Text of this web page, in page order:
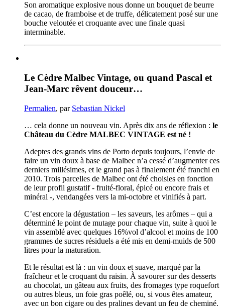
Son aromatique explosive nous donne un bouquet de beurre
de cacao, de framboise et de truffe, délicatement posé sur une
bouche veloutée et croquante avec une finale quasi
interminable.
Le Cèdre Malbec Vintage, ou quand Pascal et
Jean-Marc rêvent douceur…
Permalien, par Sebastian Nickel
… cela donne un nouveau vin. Après dix ans de réflexion : le
Château du Cèdre MALBEC VINTAGE est né !
Adeptes des grands vins de Porto depuis toujours, l’envie de
faire un vin doux à base de Malbec n’a cessé d’augmenter ces
derniers millésimes, et le grand pas à finalement été franchi en
2010. Trois parcelles de Malbec ont été choisies en fonction
de leur profil gustatif - fruité-floral, épicé ou encore frais et
minéral -, vendangées vers la mi-octobre et vinifiés à part.
C’est encore la dégustation – les saveurs, les arômes – qui a
déterminé le point de mutage pour chaque vin, suite à quoi le
vin assemblé avec quelques 16%vol d’alcool et moins de 100
grammes de sucres résiduels a été mis en demi-muids de 500
litres pour la maturation.
Et le résultat est là : un vin doux et suave, marqué par la
fraîcheur et le croquant du raisin. À savourer sur des desserts
au chocolat, un gâteau aux fruits, des fromages type roquefort
ou autres bleus, un foie gras poêlé, ou, si vous êtes amateur,
avec un bon cigare ou des pralines devant un feu de cheminé.